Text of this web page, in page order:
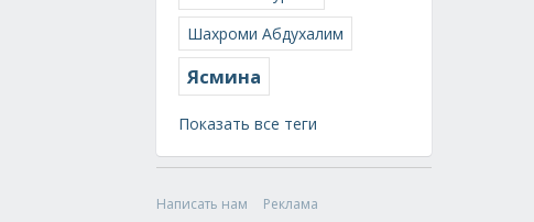
Шахроми Абдухалим
Ясмина
Показать все теги
Написать нам
Реклама